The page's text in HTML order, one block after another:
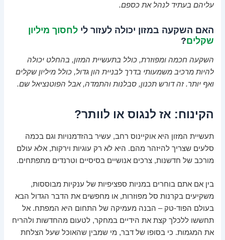
עליהם בעתיד לנהל את כספם.
האם השקעה במזון יכולה לעזור לילחסוך מיליון
שקלים?
השקעה חכמה ומפוזרת, כולל בתעשיית המזון, בהחלט יכולה
להיות מרכיב משמעותי בדרך לבניית הון גדול, כולל מיליון שקלים
ואף יותר. זה דורש תכנון, סבלנות והתמדה, אבל הפוטנציאל שם.
הקינוח: אז לנגוס או לוותר?
תעשיית המזון היא אוקיינוס רחב, עשיר בהזדמנויות וגם בכמה
סלעים שצריך להיזהר מהם. היא לא רק עוגיות וירקות, אלא עולם
מורכב של חדשנות, צרכים אנושיים בסיסיים וטרנדים מתפתחים.
בין אם אתם בוחרים במניות ספציפיות של ענקיות מבוססות,
משקיעים בקרנות סל מפוזרות, או מחפשים את הדבר הגדול הבא
בעולם הפוד-טק – הבנה מעמיקה של התחום היא המפתח. אל
תחששו ללכלך קצת את הידיים במחקר, לטעום מהחדשות ולהריח
את המגמות. כי בסופו של דבר, מי שמבין שהאוכל שעל הצלחת